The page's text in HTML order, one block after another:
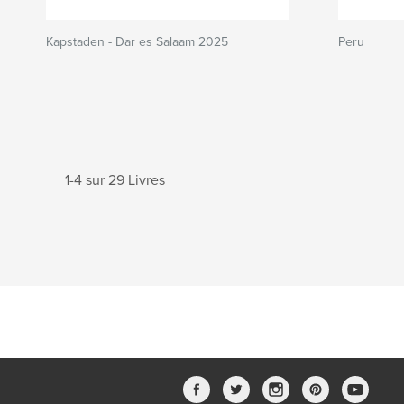
Kapstaden - Dar es Salaam 2025 Peru
1-4 sur 29 Livres